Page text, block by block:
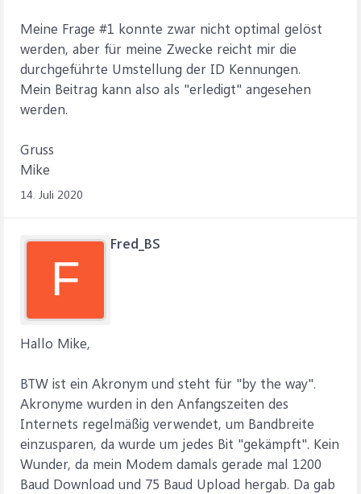
Meine Frage #1 konnte zwar nicht optimal gelöst
werden, aber für meine Zwecke reicht mir die
durchgeführte Umstellung der ID Kennungen.
Mein Beitrag kann also als "erledigt" angesehen
werden.
Gruss
Mike
14. Juli 2020
F
Fred_BS
Hallo Mike,
BTW ist ein Akronym und steht für "by the way".
Akronyme wurden in den Anfangszeiten des
Internets regelmäßig verwendet, um Bandbreite
einzusparen, da wurde um jedes Bit "gekämpft". Kein
Wunder, da mein Modem damals gerade mal 1200
Baud Download und 75 Baud Upload hergab. Da gab